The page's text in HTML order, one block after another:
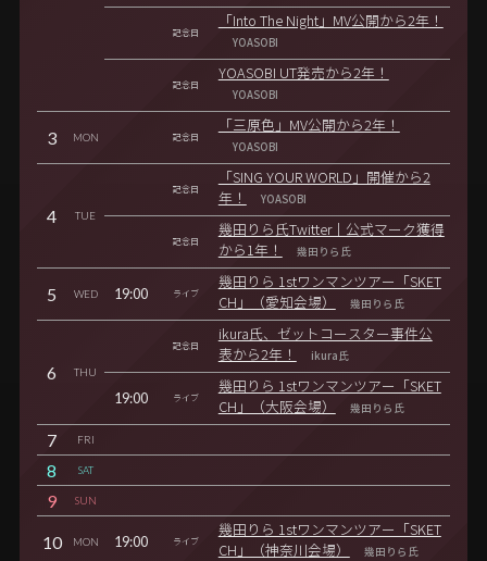
記念日
「Into The Night」MV公開から2年！
YOASOBI
記念日
YOASOBI UT発売から2年！
YOASOBI
3 MON 記念日
「三原色」MV公開から2年！
YOASOBI
4 TUE
記念日
「SING YOUR WORLD」開催から2
年！
YOASOBI
記念日
幾田りら氏Twitter｜公式マーク獲得
から1年！
幾田りら氏
5 WED 19:00 ライブ
幾田りら 1stワンマンツアー「SKET
CH」（愛知会場）
幾田りら氏
6 THU
記念日
ikura氏、ゼットコースター事件公
表から2年！
ikura氏
19:00 ライブ
幾田りら 1stワンマンツアー「SKET
CH」（大阪会場）
幾田りら氏
7 FRI
8 SAT
9 SUN
10 MON 19:00 ライブ
幾田りら 1stワンマンツアー「SKET
CH」（神奈川会場）
幾田りら氏